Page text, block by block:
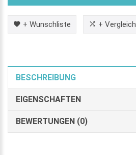
+ Wunschliste + Vergleich
BESCHREIBUNG
EIGENSCHAFTEN
BEWERTUNGEN (0)